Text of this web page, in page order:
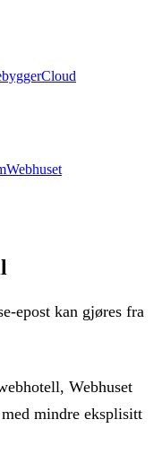
Cloud
Webhuset
epost kan gjøres fra
Webhuset
mindre eksplisitt